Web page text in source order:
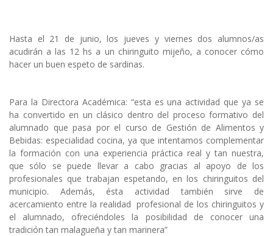
Hasta el 21 de junio, los jueves y viernes dos alumnos/as
acudirán a las 12 hs a un chiringuito mijeño, a conocer cómo
hacer un buen espeto de sardinas.
Para la Directora Académica: “esta es una actividad que ya se
ha convertido en un clásico dentro del proceso formativo del
alumnado que pasa por el curso de Gestión de Alimentos y
Bebidas: especialidad cocina, ya que intentamos complementar
la formación con una experiencia práctica real y tan nuestra,
que sólo se puede llevar a cabo gracias al apoyo de los
profesionales que trabajan espetando, en los chiringuitos del
municipio. Además, ésta actividad también sirve de
acercamiento entre la realidad profesional de los chiringuitos y
el alumnado, ofreciéndoles la posibilidad de conocer una
tradición tan malagueña y tan marinera”